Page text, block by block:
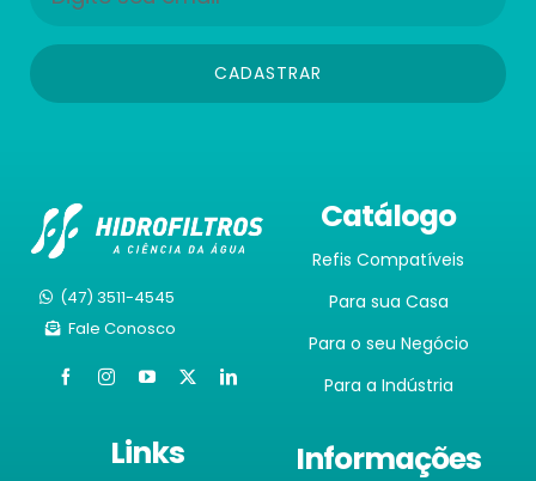
CADASTRAR
(47) 3511-4545
Fale Conosco
Catálogo
Refis Compatíveis
Para sua Casa
Para o seu Negócio
Para a Indústria
Links Informações